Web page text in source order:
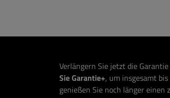
Verlängern Sie jetzt die
Sie Garantie+, um insgesamt
genießen Sie noch länger einen